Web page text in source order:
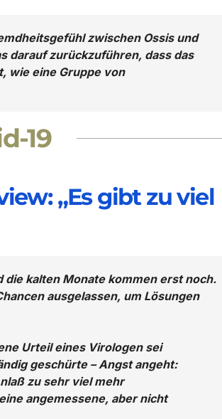
zwischen Ossis und
darauf zurückzuführen, dass das
wie eine Gruppe von
19
„Es gibt zu viel
kalten Monate kommen erst noch.
ausgelassen, um Lösungen
Urteil eines Virologen sei
geschürte – Angst angeht:
zu sehr viel mehr
angemessene, aber nicht